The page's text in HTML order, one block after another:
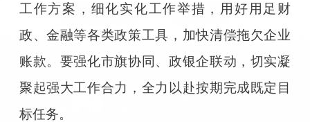
工作方案，细化实化工作举措，用好用足财
政、金融等各类政策工具，加快清偿拖欠企业
账款。要强化市旗协同、政银企联动，切实凝
聚起强大工作合力，全力以赴按期完成既定目
标任务。